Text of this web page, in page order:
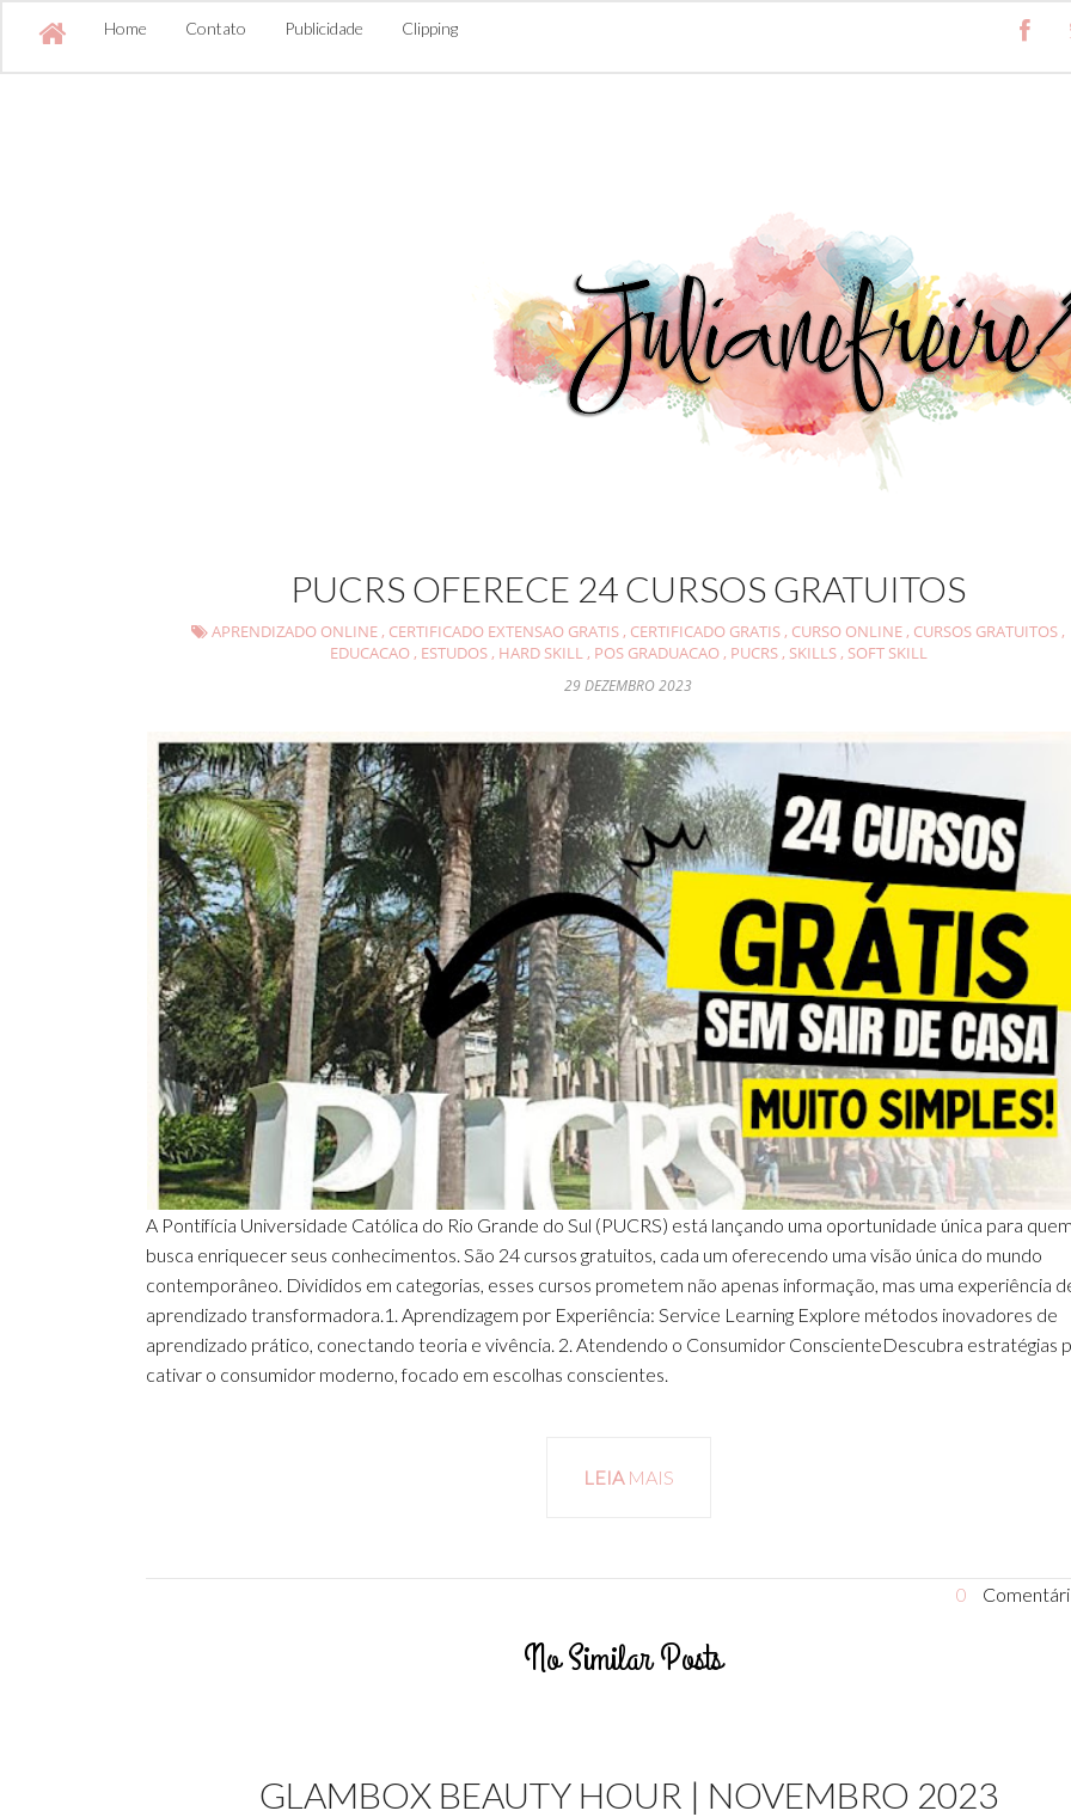
Home Contato Publicidade Clipping
PUCRS OFERECE 24 CURSOS GRATUITOS
APRENDIZADO ONLINE , CERTIFICADO EXTENSAO GRATIS , CERTIFICADO GRATIS , CURSO ONLINE , CURSOS GRATUITOS ,
EDUCACAO , ESTUDOS , HARD SKILL , POS GRADUACAO , PUCRS , SKILLS , SOFT SKILL
29 DEZEMBRO 2023
A Pontifícia Universidade Católica do Rio Grande do Sul (PUCRS) está lançando uma oportunidade única para
busca enriquecer seus conhecimentos. São 24 cursos gratuitos, cada um oferecendo uma visão única do mundo
contemporâneo. Divididos em categorias, esses cursos prometem não apenas informação, mas uma experiência
aprendizado transformadora.1. Aprendizagem por Experiência: Service Learning Explore métodos inovadores de
aprendizado prático, conectando teoria e vivência. 2. Atendendo o Consumidor ConscienteDescubra estratégias
cativar o consumidor moderno, focado em escolhas conscientes.
LEIAMAIS
0
No Similar Posts
GLAMBOX BEAUTY HOUR | NOVEMBRO 2023